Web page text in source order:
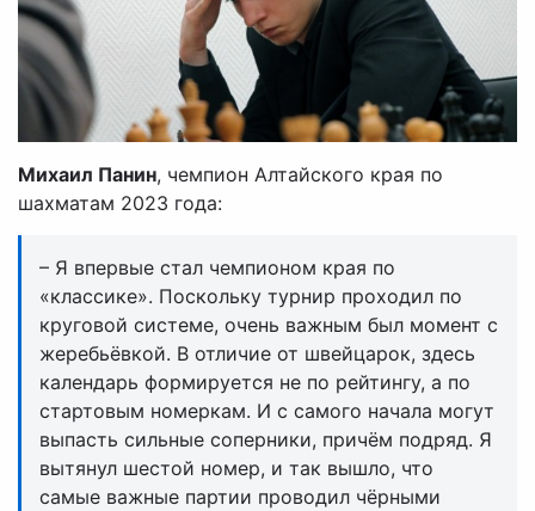
Михаил Панин, чемпион Алтайского края по
шахматам 2023 года:
– Я впервые стал чемпионом края по
«классике». Поскольку турнир проходил по
круговой системе, очень важным был момент с
жеребьёвкой. В отличие от швейцарок, здесь
календарь формируется не по рейтингу, а по
стартовым номеркам. И с самого начала могут
выпасть сильные соперники, причём подряд. Я
вытянул шестой номер, и так вышло, что
самые важные партии проводил чёрными